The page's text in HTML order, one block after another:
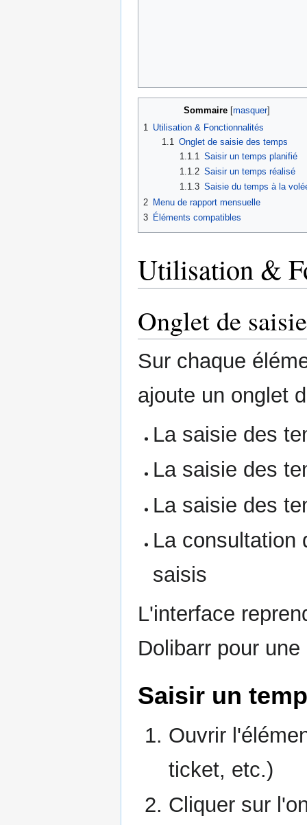
Sommaire
1
Utilisation & Fonctionnalités
1.1 Onglet de saisie des temps
1.1.1
Saisir un temps planifié
1.1.2 Saisir un temps réalisé
1.1.3 Saisie du temps à la
2 Menu de rapport mensuelle
3 Éléments compatibles
Utilisation &
Onglet de
Sur chaque
ajoute un onglet
La saisie des
La saisie des
La saisie des
La consultation
saisis
L'interface
Dolibarr pour
Saisir un
Ouvrir
ticket, etc.)
Cliquer sur